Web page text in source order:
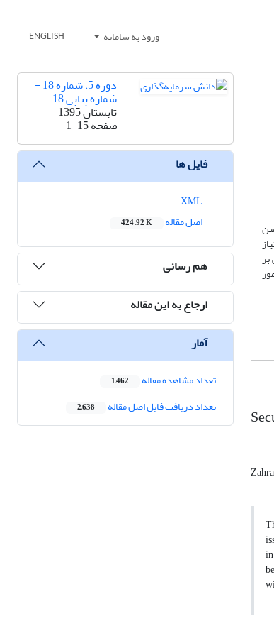
ورود به سامانه ENGLISH
دوره 5، شماره 18 -
شماره پیاپی 18
تابستان 1395
صفحه1-15
فایل ها
اصل مقاله
424.92 K
هم رسانی
ارجاع به این مقاله
آمار
تعداد مشاهده مقاله 1,462
تعداد دریافت فایل اصل مقاله 2,638